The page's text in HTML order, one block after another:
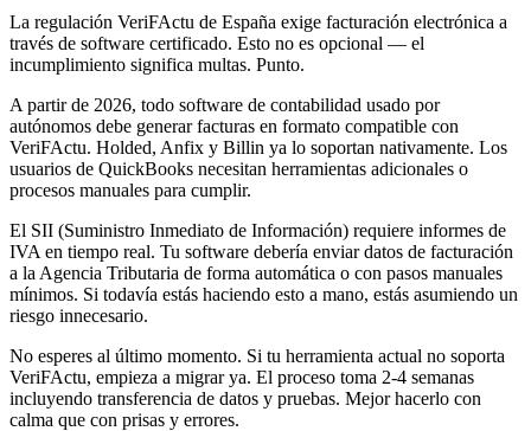
La regulación VeriFActu de España exige facturación electrónica a
través de software certificado. Esto no es opcional — el
incumplimiento significa multas. Punto.
A partir de 2026, todo software de contabilidad usado por
autónomos debe generar facturas en formato compatible con
VeriFActu. Holded, Anfix y Billin ya lo soportan nativamente. Los
usuarios de QuickBooks necesitan herramientas adicionales o
procesos manuales para cumplir.
El SII (Suministro Inmediato de Información) requiere informes de
IVA en tiempo real. Tu software debería enviar datos de facturación
a la Agencia Tributaria de forma automática o con pasos manuales
mínimos. Si todavía estás haciendo esto a mano, estás asumiendo un
riesgo innecesario.
No esperes al último momento. Si tu herramienta actual no soporta
VeriFActu, empieza a migrar ya. El proceso toma 2-4 semanas
incluyendo transferencia de datos y pruebas. Mejor hacerlo con
calma que con prisas y errores.